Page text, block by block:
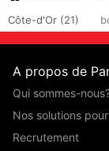
Côte-d'Or (21)
A propos de
Qui sommes-
Nos solutions
Recrutement